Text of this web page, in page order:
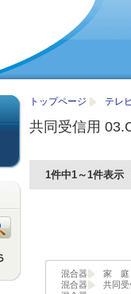
トップページ テレ
共同受信用
1件中1～1件表示
混合器
家 庭
混合器
共同受